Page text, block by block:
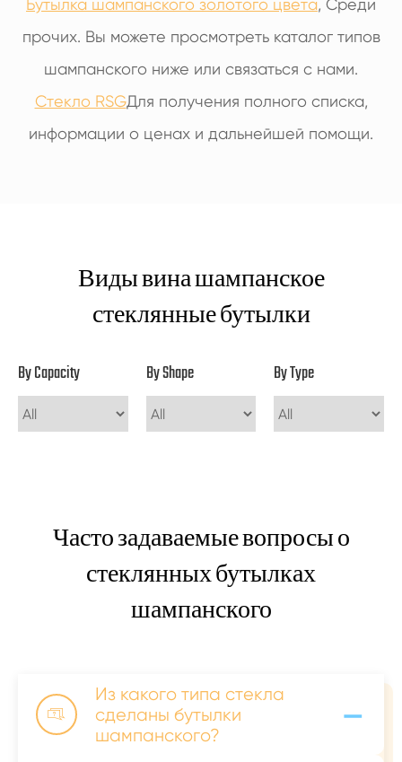
Бутылка шампанского золотого цвета, Среди
прочих. Вы можете просмотреть каталог типов
шампанского ниже или связаться с нами.
Стекло RSGДля получения полного списка,
информации о ценах и дальнейшей помощи.
Виды вина шампанское
стеклянные бутылки
By Capacity By Shape By Type
Часто задаваемые вопросы о
стеклянных бутылках
шампанского

Из какого типа стекла
сделаны бутылки
шампанского?
-